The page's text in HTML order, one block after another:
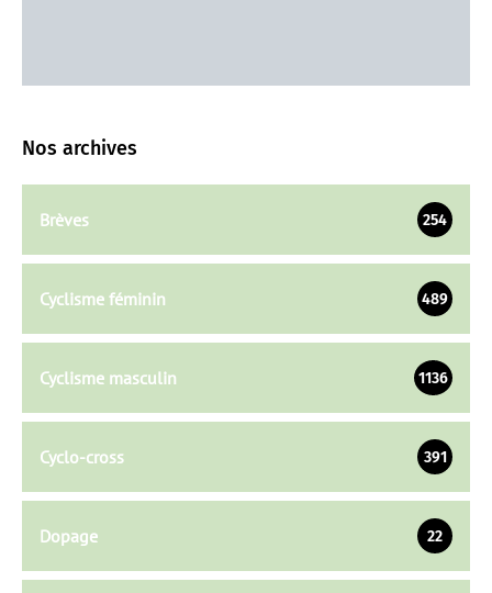
Nos archives
Brèves 254
Cyclisme féminin 489
Cyclisme masculin 1136
Cyclo-cross 391
Dopage 22